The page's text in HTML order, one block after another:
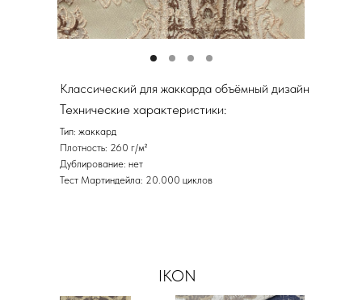
Классический для жаккарда объёмный дизайн
Технические характеристики:
Тип: жаккард
Плотность: 260 г/м²
Дублирование: нет
Тест Мартиндейла: 20.000 циклов
IKON